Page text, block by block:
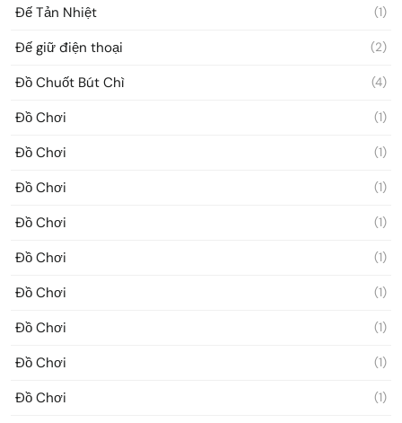
Đế Tản Nhiệt (1)
Đế giữ điện thoại (2)
Đồ Chuốt Bút Chì (4)
Đồ Chơi (1)
Đồ Chơi (1)
Đồ Chơi (1)
Đồ Chơi (1)
Đồ Chơi (1)
Đồ Chơi (1)
Đồ Chơi (1)
Đồ Chơi (1)
Đồ Chơi (1)